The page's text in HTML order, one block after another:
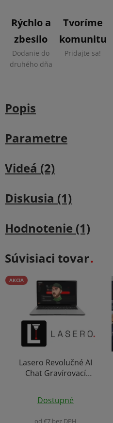
Rýchlo a
zbesilo
Dodanie do
druhého dňa
Tvoríme
komunitu
Pridajte sa!
Popis
Parametre
Videá (2)
Diskusia (1)
Hodnotenie (1)
Súvisiaci tovar
AKCIA
Lasero Revolučné AI
Chat Gravírovací
Licenčný Kľúč pre
Softvér Laserové
Dostupné
od €7 bez DPH